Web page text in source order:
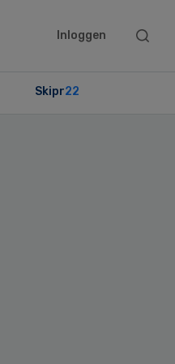
Inloggen
Search
Skipr22